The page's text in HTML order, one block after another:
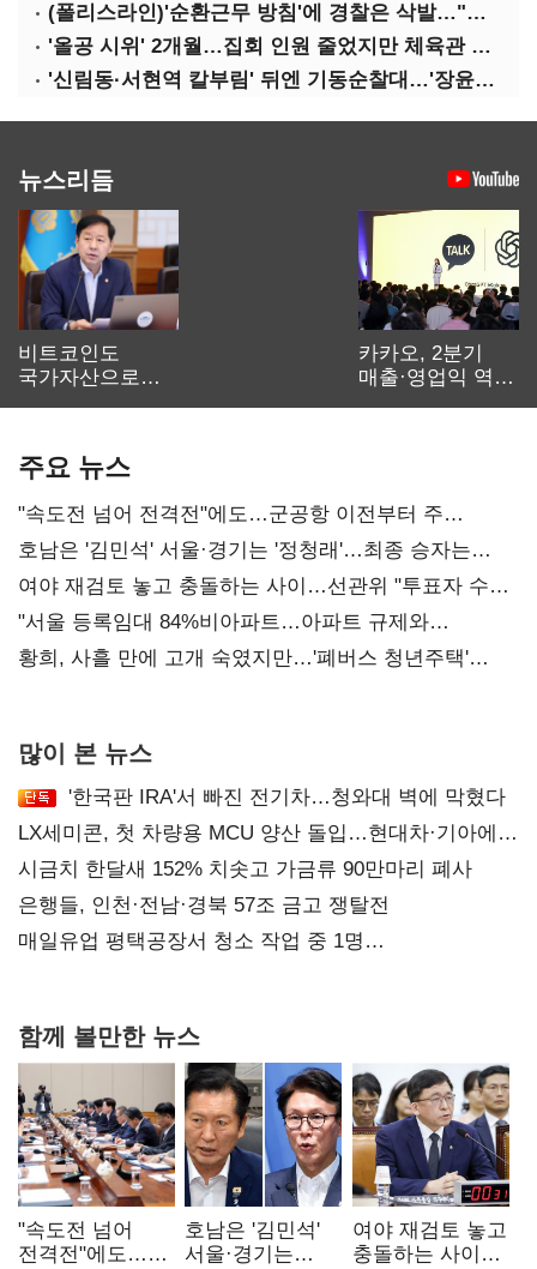
(폴리스라인)'순환근무 방침'에 경찰은 삭발…"베테랑·수사력 보강 먼저"
'올공 시위' 2개월…집회 인원 줄었지만 체육관 봉쇄 계속
'신림동·서현역 칼부림' 뒤엔 기동순찰대…'장윤기 은폐·조작' 후엔 내부비리수사대
뉴스리듬
비트코인도
국가자산으로…'
카카오, 2분기
매출·영업익 역대
주요 뉴스
"속도전 넘어 전격전"에도…군공항 이전부터 주
52시간까지 '뇌관'
호남은 '김민석' 서울·경기는 '정청래'…최종 승자는
'안갯속'
여야 재검토 놓고 충돌하는 사이…선관위 "투표자 수
오차 당연"
"서울 등록임대 84%비아파트…아파트 규제와
달리해야"
황희, 사흘 만에 고개 숙였지만…'폐버스 청년주택'
많이 본 뉴스
'한국판 IRA'서 빠진 전기차…청와대 벽에 막혔다
LX세미콘, 첫 차량용 MCU 양산 돌입…현대차·기아에
공급
시금치 한달새 152% 치솟고 가금류 90만마리 폐사
은행들, 인천·전남·경북 57조 금고 쟁탈전
매일유업 평택공장서 청소 작업 중 1명
함께 볼만한 뉴스
"속도전 넘어
전격전"에도…
호남은 '김민석'
서울·경기는
여야 재검토 놓고
충돌하는 사이…